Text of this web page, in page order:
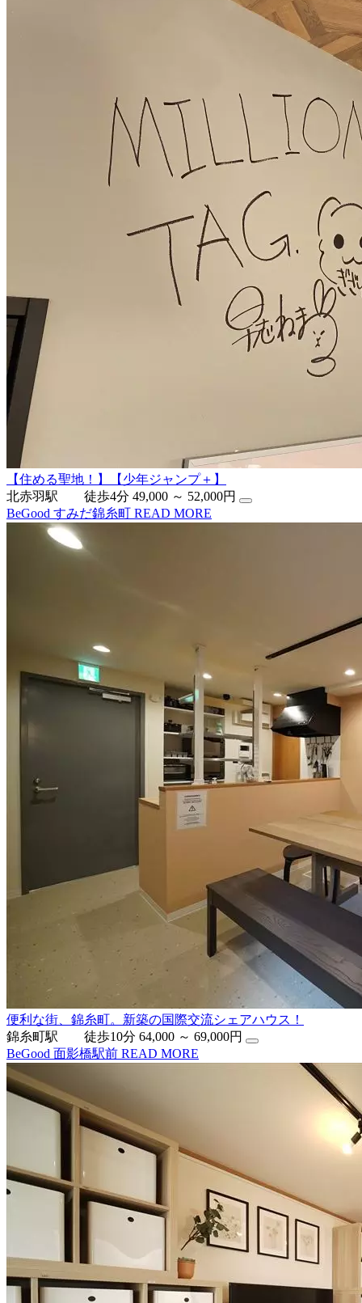
【住める聖地！】【少年ジャンプ＋】
北赤羽駅 徒歩4分 49,000 ～ 52,000円
BeGood すみだ錦糸町 READ MORE
便利な街、錦糸町。新築の国際交流シェアハウス！
錦糸町駅 徒歩10分 64,000 ～ 69,000円
BeGood 面影橋駅前 READ MORE